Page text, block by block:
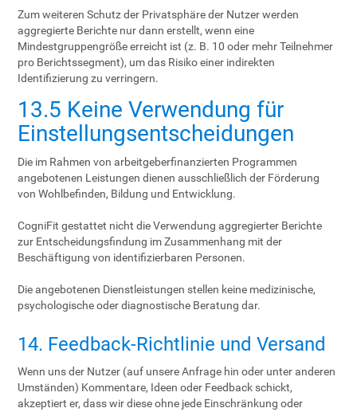
Zum weiteren Schutz der Privatsphäre der Nutzer werden
aggregierte Berichte nur dann erstellt, wenn eine
Mindestgruppengröße erreicht ist (z. B. 10 oder mehr Teilnehmer
pro Berichtssegment), um das Risiko einer indirekten
Identifizierung zu verringern.
13.5 Keine Verwendung für
Einstellungsentscheidungen
Die im Rahmen von arbeitgeberfinanzierten Programmen
angebotenen Leistungen dienen ausschließlich der Förderung
von Wohlbefinden, Bildung und Entwicklung.
CogniFit gestattet nicht die Verwendung aggregierter Berichte
zur Entscheidungsfindung im Zusammenhang mit der
Beschäftigung von identifizierbaren Personen.
Die angebotenen Dienstleistungen stellen keine medizinische,
psychologische oder diagnostische Beratung dar.
14. Feedback-Richtlinie und Versand
Wenn uns der Nutzer (auf unsere Anfrage hin oder unter anderen
Umständen) Kommentare, Ideen oder Feedback schickt,
akzeptiert er, dass wir diese ohne jede Einschränkung oder